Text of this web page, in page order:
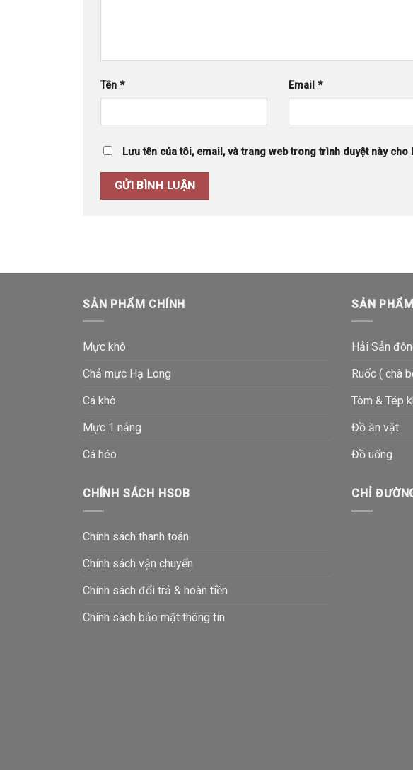
Tên * Email *
Lưu tên của tôi, email, và trang web trong trình duyệt này
SẢN PHẨM CHÍNH
Mực khô
Chả mực Hạ Long
Cá khô
Mực 1 nắng
Cá héo
SẢN
Hải Sản
Ruốc ( chà
Tôm & Tép
Đồ ăn vặt
Đồ uống
CHÍNH SÁCH HSOB
Chính sách thanh toán
Chính sách vận chuyển
Chính sách đổi trả & hoàn tiền
Chính sách bảo mật thông tin
CHỈ